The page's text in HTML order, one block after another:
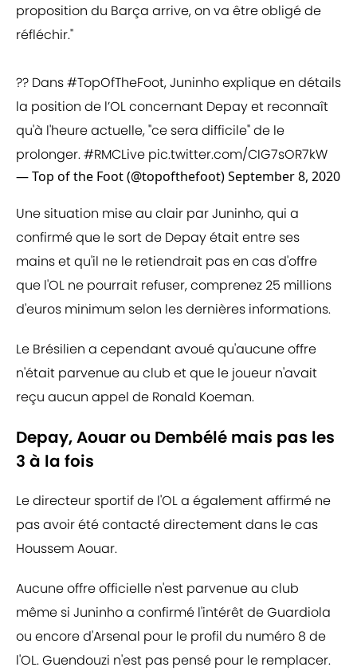
proposition du Barça arrive, on va être obligé de
réfléchir."
?? Dans#TopOfTheFoot, Juninho explique en détails
la position de l’OL concernant Depay et reconnaît
qu'à l'heure actuelle, "ce sera difficile" de le
prolonger.#RMCLive pic.twitter.com/CIG7sOR7kW
— Top of the Foot (@topofthefoot)September 8, 2020
Une situation mise au clair par Juninho, qui a
confirmé que le sort de Depay était entre ses
mains et qu'il ne le retiendrait pas en cas d'offre
que l'OL ne pourrait refuser, comprenez 25 millions
d'euros minimum selon les dernières informations.
Le Brésilien a cependant avoué qu'aucune offre
n'était parvenue au club et que le joueur n'avait
reçu aucun appel de Ronald Koeman.
Depay, Aouar ou Dembélé mais pas les
3 à la fois
Le directeur sportif de l'OL a également affirmé ne
pas avoir été contacté directement dans le cas
Houssem Aouar.
Aucune offre officielle n'est parvenue au club
même si Juninho a confirmé l'intérêt de Guardiola
ou encore d'Arsenal pour le profil du numéro 8 de
l'OL. Guendouzi n'est pas pensé pour le remplacer.